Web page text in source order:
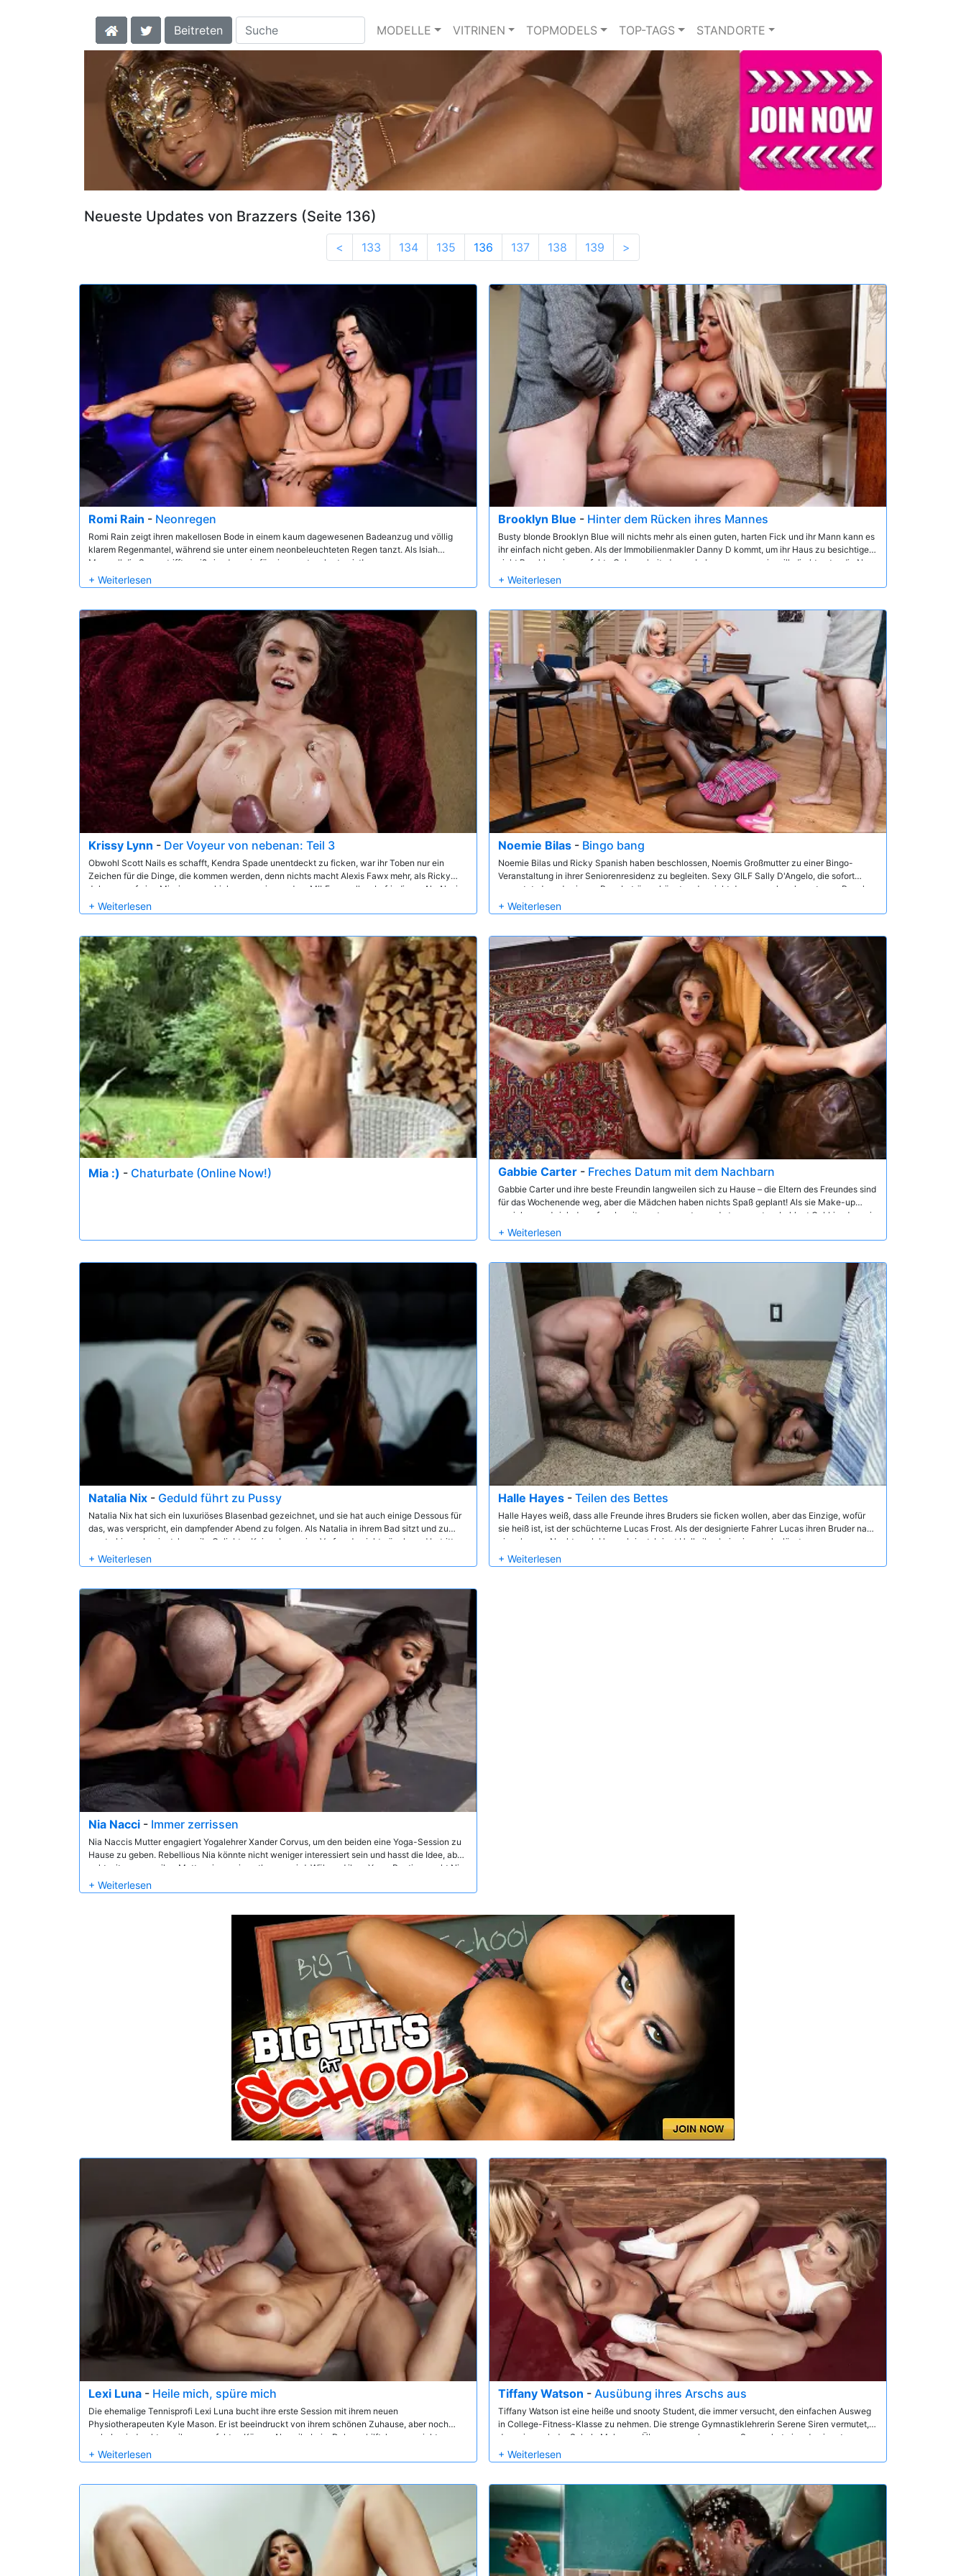
Beitreten MODELLE VITRINEN TOPMODELS TOP-TAGS STANDORTE
Neueste Updates von Brazzers (Seite 136)
< 133 134 135 136 137 138 139 >
Romi Rain - Neonregen
Romi Rain zeigt ihren makellosen Bode in einem kaum dagewesenen Badeanzug und völlig
klarem Regenmantel, während sie unter einem neonbeleuchteten Regen tanzt. Als Isiah
Maxwell die Szene trifft, weiß sie, dass sie für einen guten, harten ist!
Brooklyn Blue - Hinter dem Rücken ihres Mannes
Busty blonde Brooklyn Blue will nichts mehr als einen guten, harten Fick und ihr Mann kann es
ihr einfach nicht geben. Als der Immobilienmakler Danny D kommt, um ihr Haus zu besichtige,
sieht Brooklyn eine perfekte Gelegenheit, das zu bekommen, was sie will, direkt unter die Nase
ihres Mannes.
Krissy Lynn - Der Voyeur von nebenan: Teil 3
Obwohl Scott Nails es schafft, Kendra Spade unentdeckt zu ficken, war ihr Toben nur ein
Zeichen für die Dinge, die kommen werden, denn nichts macht Alexis Fawx mehr, als Ricky
Johnson auf eine Mission zu schicken, um eine andere MILF sexuell zu befriedigen. Als Alexis
Krissy Lynn bemerkt, die mit ihrer Gartenarbeit zu kämpfen hat, erfährt sie, dass das größte
Problem ihrer unberührten Nachbarin sexuelle Unzufriedenheit ist. Diese Offenbarung führt
leihen – und vieles mehr.
Noemie Bilas - Bingo bang
Noemie Bilas und Ricky Spanish haben beschlossen, Noemis Großmutter zu einer Bingo-
Veranstaltung in ihrer Seniorenresidenz zu begleiten. Sexy GILF Sally D'Angelo, die sofort
vermutet, dass das junge Paar betrügen könnte oder nicht den unerschrocken starren Regeln
des Bingo folgen könnte, ist Gastgeber der Aktivität. Sally hätte jedoch nie ahnen können, was
Noemie und Ricky geplant haben, um einen langweiligen Nachmittag mit Noemies Nanna
eifrig und heimlich ein. Nachdem Ricky beginnt, die Fernbedienung für Noemies Vibrator
freizunutzen, verwandelt sich ein unschuldiges Bingospiel in einen all-out Bingo-Knall.
Mia :) - Chaturbate (Online Now!) Gabbie Carter - Freches Datum mit dem Nachbarn
Gabbie Carter und ihre beste Freundin langweilen sich zu Hause – die Eltern des Freundes sind
für das Wochenende weg, aber die Mädchen haben nichts Spaß geplant! Als sie Make-up
anziehen und sich darauf vorbereiten, etwas zu tun und etwas zu tun, beklagt Gabbie, dass sie
seit einiger Zeit nicht mehr gelegt wurde... zu lang, in der Tat! Ihr Freund hat eine Idee - warum
nicht den hunky neuen Nachbarn einladen und mit ihm ein wenig ficken?
Natalia Nix - Geduld führt zu Pussy
Natalia Nix hat sich ein luxuriöses Blasenbad gezeichnet, und sie hat auch einige Dessous für
das, was verspricht, ein dampfender Abend zu folgen. Als Natalia in ihrem Bad sitzt und zu
masturbieren beginnt, kann ihr Geliebter Keiran Lee seine Vorfreude nicht zügeln und betritt
das Badezimmer und verehrt Natalias perfekten Körper, während sie am Rand der Badewanne
sitzt. Natalia entscheidet jedoch, dass Keiran warten muss, wenn auch nur ein bisschen, vor
all ihren Assets auf voller Anzeige betritt, gibt sie Keiran genau das, was er will.
Halle Hayes - Teilen des Bettes
Halle Hayes weiß, dass alle Freunde ihres Bruders sie ficken wollen, aber das Einzige, wofür
sie heiß ist, ist der schüchterne Lucas Frost. Als der designierte Fahrer Lucas ihren Bruder nach
einer langen Nacht nach Hause bringt, bringt Halle ihm bei, wie man loslässt.
Nia Nacci - Immer zerrissen
Nia Naccis Mutter engagiert Yogalehrer Xander Corvus, um den beiden eine Yoga-Session zu
Hause zu geben. Rebellious Nia könnte nicht weniger interessiert sein und hasst die Idee, aber
geht mit, wenn es ihre Mutter ein wenig entlassen wird. Während ihrer Yoga-Routine neckt Nia
Xander mit ihrem heißen Bode und unglaublichen Titten und schleicht sich dann von der
Sitzung weg, um ihm einen Blowjob zu geben. Wie viel werden sie in der Lage sein, mit direkt
Lexi Luna - Heile mich, spüre mich
Die ehemalige Tennisprofi Lexi Luna bucht ihre erste Session mit ihrem neuen
Physiotherapeuten Kyle Mason. Er ist beeindruckt von ihrem schönen Zuhause, aber noch
mehr beeindruckt von ihrem perfekten Körper. Als er ihr beim Dehnen hilft, kann er nicht
anders, als ein oder zwei Gefühlen zu machen... und Lexi hat nichts dagegen!
Tiffany Watson - Ausübung ihres Arschs aus
Tiffany Watson ist eine heiße und snooty Student, die immer versucht, den einfachen Ausweg
in College-Fitness-Klasse zu nehmen. Die strenge Gymnastiklehrerin Serene Siren vermutet,
dass sie nach der Schule Make-up-Übungen machen muss. Serene hat eine dominante
Disposition und genießt es wirklich, den trotzigen Brat zu bestrafen. Wenn sich die Damen
gegenseitig aufgewärmt, entlässt Serene die andere anwesende Studentin, damit sie Tiffany